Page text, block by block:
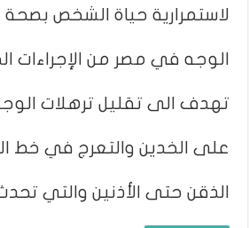
لاستمرارية حياة الشخص
الوجه في مصر من الإجراءات
تهدف الى تقليل ترهلات
على الخدين والتعرج في خط
الذقن حتى الأذنين والتي